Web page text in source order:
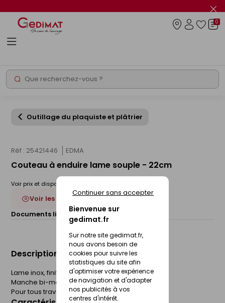
Bienvenue sur
gedimat.fr
Sur notre site gedimat.fr,
nous avons besoin de
cookies pour suivre les
statistiques du site afin
d'optimiser votre expérience
de navigation et d'adapter
nos publicités à vos
centres d'intérêt.
Continuer sans accepter
le
info
Rechercher
0
Outillage du plaquiste et plâtrier
Réf : 25421446 EDMA
Couteau à enduire lame souple - 22cm
Voir prix et disponibilité en magasin
Voir les 3 déclinaisons
Documents liés :
Fiche technique
Description du produit
Lame inox, finition miroir
Manche bi-matière avec tête en métal.
Pour tous travaux d'enduit.